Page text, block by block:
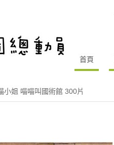
首頁
小姐 喵喵叫國術館 300片